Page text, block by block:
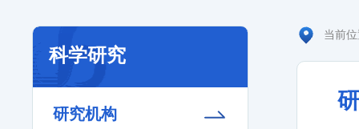
科学研究
研究机构
当前